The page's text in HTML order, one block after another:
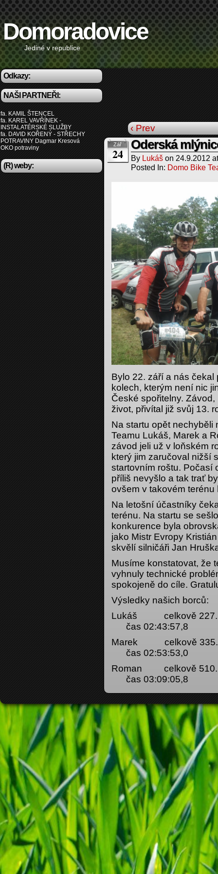
Domoradovice
Jediné v republice
Odkazy:
NAŠI PARTNEŘI:
fa. KAMIL ŠTENCEL
fa. KAREL VAVŘÍNEK -
INSTALATÉRSKÉ SLUŽBY
fa. DAVID KOŘENÝ - STŘECHY
POTRAVINY Dagmar Kresová
OKO potraviny
(R) weby:
‹ Prev
Zář
24
Oderská
By Lukáš on 24.9.2012
Posted In: Domo Bike
Bylo 22. září a nás
kolech, kterým není nic
České spořitelny.
život, přivítal již svůj 13.
Na startu opět nechyběli
Teamu Lukáš, Marek a
závod jeli už v loňském
který jim zaručoval nižší
startovním roštu. Počasí
příliš nevyšlo a tak trať
ovšem v takovém terénu
Na letošní účastníky
terénu. Na startu se
konkurence byla
jako Mistr Evropy
skvělí silničáři Jan
Musíme konstatovat, že
vyhnuly technické
spokojeně do cíle.
Výsledky našich borců:
Lukáš celkově 227.
čas 02:43:57,8
Marek celkově 335.
čas 02:53:53,0
Roman celkově 510.
čas 03:09:05,8